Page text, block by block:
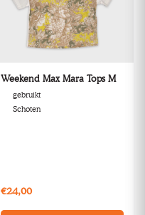
Weekend Max Mara Tops M
gebruikt
Schoten
€24,00